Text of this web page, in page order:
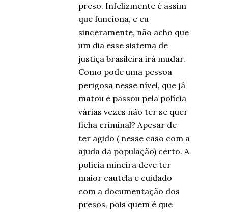
preso. Infelizmente é assim
que funciona, e eu
sinceramente, não acho que
um dia esse sistema de
justiça brasileira irá mudar.
Como pode uma pessoa
perigosa nesse nível, que já
matou e passou pela polícia
várias vezes não ter se quer
ficha criminal? Apesar de
ter agido ( nesse caso com a
ajuda da população) certo. A
polícia mineira deve ter
maior cautela e cuidado
com a documentação dos
presos, pois quem é que